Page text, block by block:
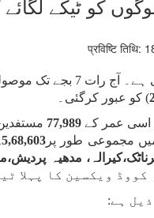
प्रविष्टि
ہندوستان نے جاری کووڈ-19 ٹیکہ
) کو عبور کرگئی۔
اسی عمر کے77,989
مدھیہ